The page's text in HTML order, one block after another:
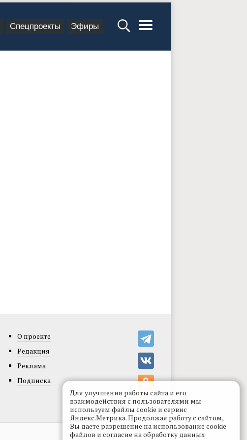
Спецпроекты Эфиры
О проекте
Редакция
Реклама
Подписка
Разработка сайта: levmorozov
Для улучшения работы сайта и его
взаимодействия с пользователями мы
используем файлы cookie и сервис
Яндекс.Метрика. Продолжая работу с сайтом,
Вы даете разрешение на использование cookie-
файлов и согласие на обработку данных